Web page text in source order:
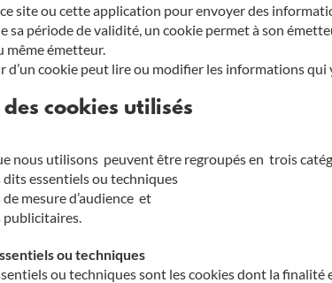
site ou cette application pour envoyer des
sa période de validité, un cookie permet à son
même émetteur.
d’un cookie peut lire ou modifier les informations qui
cookies utilisés
nous utilisons peuvent être regroupés en trois
dits essentiels ou techniques
de mesure d’audience et
publicitaires.
ou techniques
ou techniques sont les cookies dont la